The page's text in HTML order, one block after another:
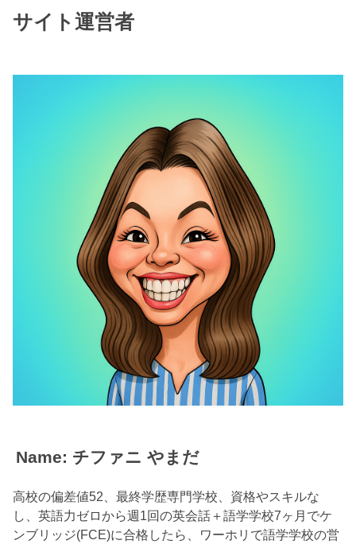
サイト運営者
Name: チファニ やまだ
高校の偏差値52、最終学歴専門学校、資格やスキルな
し、英語力ゼロから週1回の英会話＋語学学校7ヶ月でケ
ンブリッジ(FCE)に合格したら、ワーホリで語学学校の営